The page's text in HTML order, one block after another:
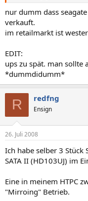
nur dumm dass
verkauft.
im retailmarkt ist
EDIT:
ups zu spät. man sollte
*dummdidumm*
R redfng
Ensign
26. Juli 2008
Ich habe selber 3 Stück
SATA II (HD103UJ) im
Eine in meinem HTPC
"Mirroing" Betrieb.